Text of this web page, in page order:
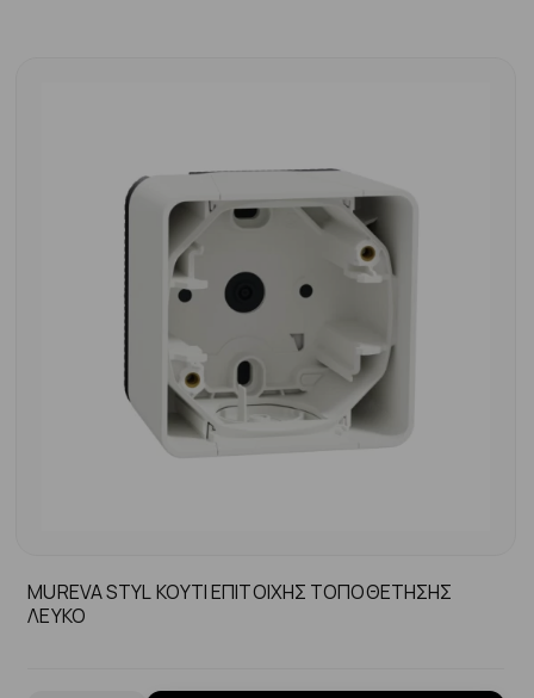
MUREVA STYL ΚΟΥΤΙ ΕΠΙΤΟΙΧΗΣ ΤΟΠΟΘΕΤΗΣΗΣ
ΛΕΥΚΟ